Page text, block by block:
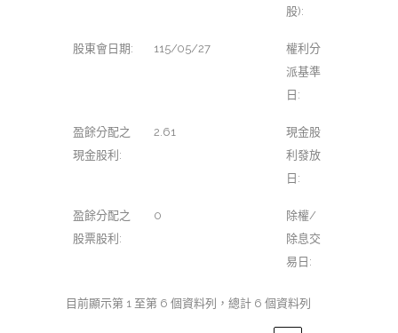
股):
股東會日期: 115/05/27
權利分
派基準
日:
盈餘分配之
現金股利:
2.61
現金股
利發放
日:
盈餘分配之
股票股利:
0
除權/
除息交
易日:
目前顯示第 1 至第 6 個資料列，總計 6 個資料列